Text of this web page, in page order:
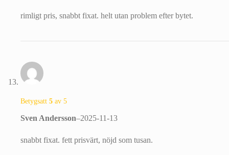
rimligt pris, snabbt fixat. helt utan problem efter bytet.
Betygsatt 5 av 5
Sven Andersson–2025-11-13
snabbt fixat. fett prisvärt, nöjd som tusan.